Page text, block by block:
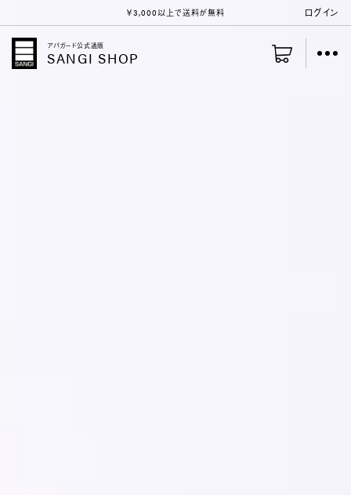
ログイン
￥3,000以上で送料が無料
アパガード公式通販
SANGI SHOP